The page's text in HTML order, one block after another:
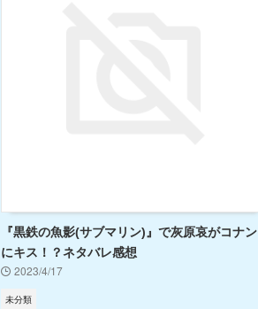
『黒鉄の魚影(サブマリン)』で灰原哀がコナン
にキス！？ネタバレ感想
2023/4/17
未分類